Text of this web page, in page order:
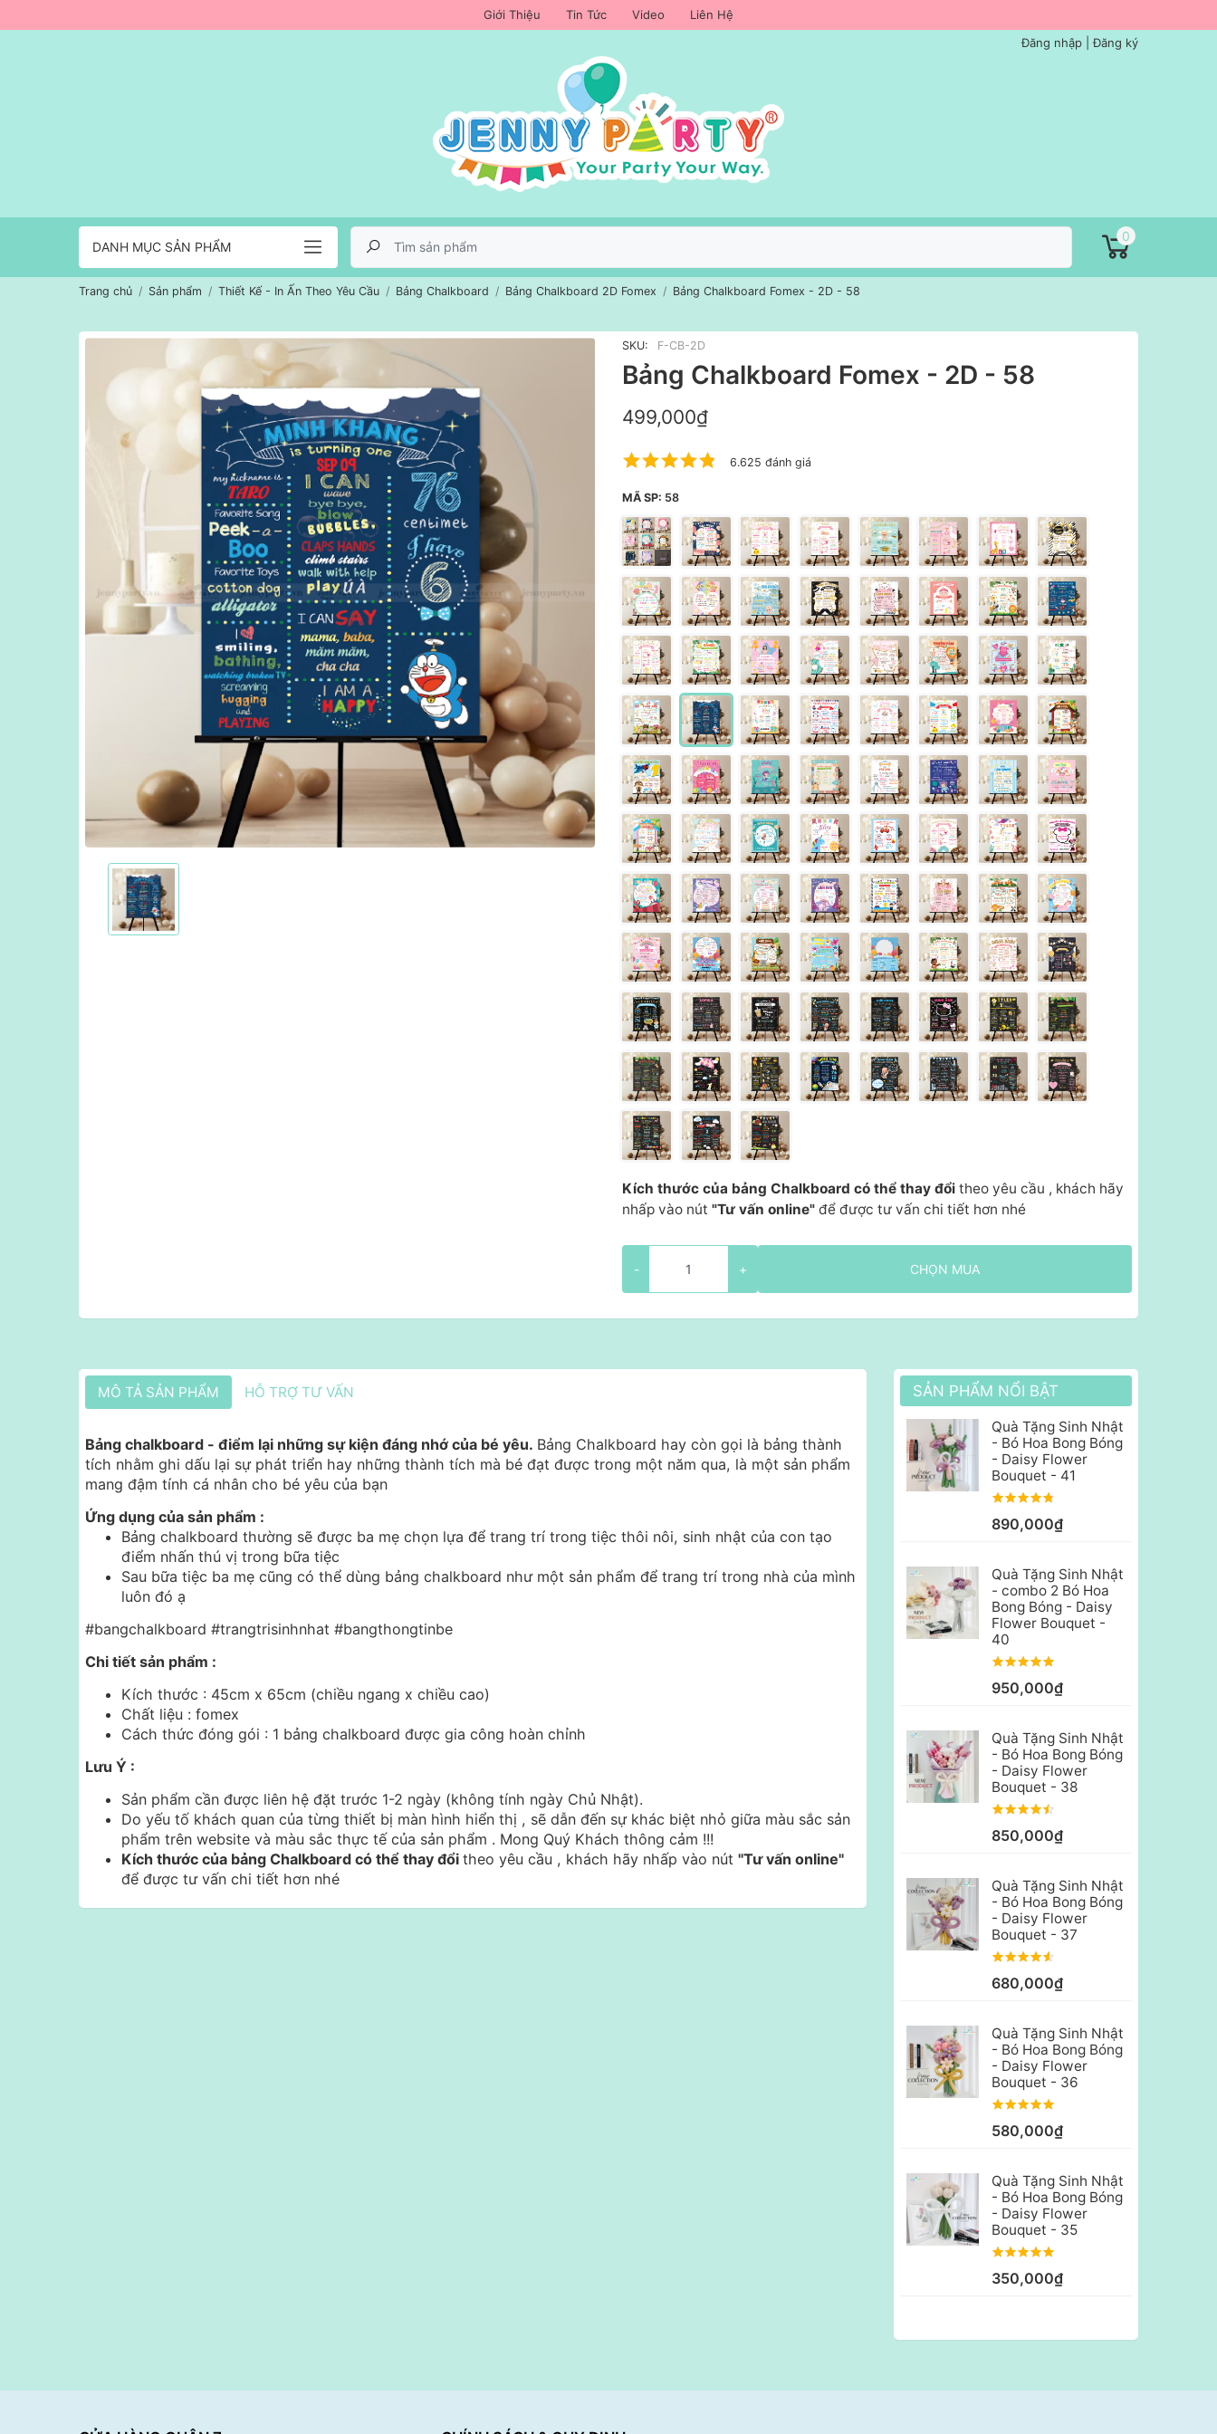
Giới Thiệu Tin Tức Video
Liên Hệ
Đăng nhập |Đăng ký
DANH MỤC SẢN PHẨM
0
Trang chủ Sản phẩm Thiết Kế - In Ấn Theo Yêu Cầu Bảng Chalkboard Bảng Chalkboard 2D Fomex Bảng Chalkboard Fomex - 2D - 58
SKU: F-CB-2D
Bảng Chalkboard Fomex - 2D - 58
499,000₫
6.625 đánh giá
MÃ SP: 58
Kích thước của bảng Chalkboard có thể thay đổi theo yêu cầu , khách hãy
nhấp vào nút "Tư vấn online" để được tư vấn chi tiết hơn nhé
- + CHỌN MUA
MÔ TẢ SẢN PHẨM HỖ TRỢ TƯ VẤN
Bảng chalkboard - điểm lại những sự kiện đáng nhớ của bé yêu. Bảng Chalkboard hay còn gọi là bảng thành
tích nhằm ghi dấu lại sự phát triển hay những thành tích mà bé đạt được trong một năm qua, là một sản phẩm
mang đậm tính cá nhân cho bé yêu của bạn
Ứng dụng của sản phẩm :
Bảng chalkboard thường sẽ được ba mẹ chọn lựa để trang trí trong tiệc thôi nôi, sinh nhật của con tạo
điểm nhấn thú vị trong bữa tiệc
Sau bữa tiệc ba mẹ cũng có thể dùng bảng chalkboard như một sản phẩm để trang trí trong nhà của mình
luôn đó ạ
#bangchalkboard #trangtrisinhnhat #bangthongtinbe
Chi tiết sản phẩm :
Kích thước : 45cm x 65cm (chiều ngang x chiều cao)
Chất liệu : fomex
Cách thức đóng gói : 1 bảng chalkboard được gia công hoàn chỉnh
Lưu Ý :
Sản phẩm cần được liên hệ đặt trước 1-2 ngày (không tính ngày Chủ Nhật).
Do yếu tố khách quan của từng thiết bị màn hình hiển thị , sẽ dẫn đến sự khác biệt nhỏ giữa màu sắc sản
phẩm trên website và màu sắc thực tế của sản phẩm . Mong Quý Khách thông cảm !!!
Kích thước của bảng Chalkboard có thể thay đổi theo yêu cầu , khách hãy nhấp vào nút "Tư vấn online"
để được tư vấn chi tiết hơn nhé
SẢN PHẨM NỔI BẬT
Quà Tặng Sinh Nhật
- Bó Hoa Bong Bóng
- Daisy Flower
Bouquet - 41
890,000₫
Quà Tặng Sinh Nhật
- combo 2 Bó Hoa
Bong Bóng - Daisy
Flower Bouquet -
40
950,000₫
Quà Tặng Sinh Nhật
- Bó Hoa Bong Bóng
- Daisy Flower
Bouquet - 38
850,000₫
Quà Tặng Sinh Nhật
- Bó Hoa Bong Bóng
- Daisy Flower
Bouquet - 37
680,000₫
Quà Tặng Sinh Nhật
- Bó Hoa Bong Bóng
- Daisy Flower
Bouquet - 36
580,000₫
Quà Tặng Sinh Nhật
- Bó Hoa Bong Bóng
- Daisy Flower
Bouquet - 35
350,000₫